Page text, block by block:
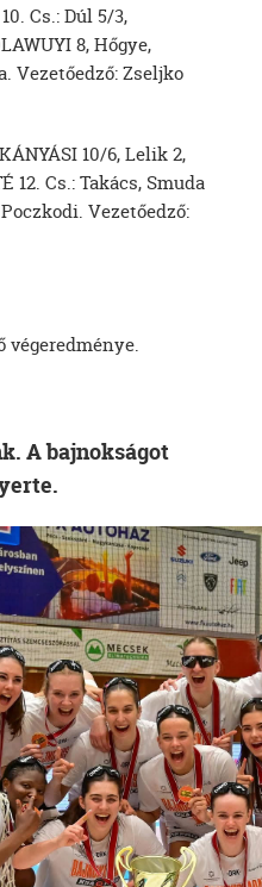
Cs.: Dúl 5/3,
8, Hőgye,
Vezetőedző: Zseljko
10/6, Lelik 2,
12. Cs.: Takács, Smuda
Vezetőedző:
végeredménye.
A bajnokságot